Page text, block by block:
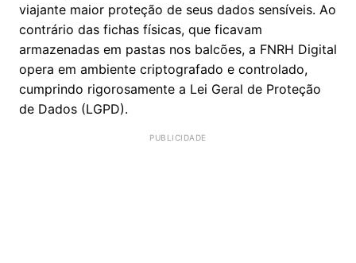
viajante maior proteção de seus dados sensíveis. Ao
contrário das fichas físicas, que ficavam
armazenadas em pastas nos balcões, a FNRH Digital
opera em ambiente criptografado e controlado,
cumprindo rigorosamente a Lei Geral de Proteção
de Dados (LGPD).